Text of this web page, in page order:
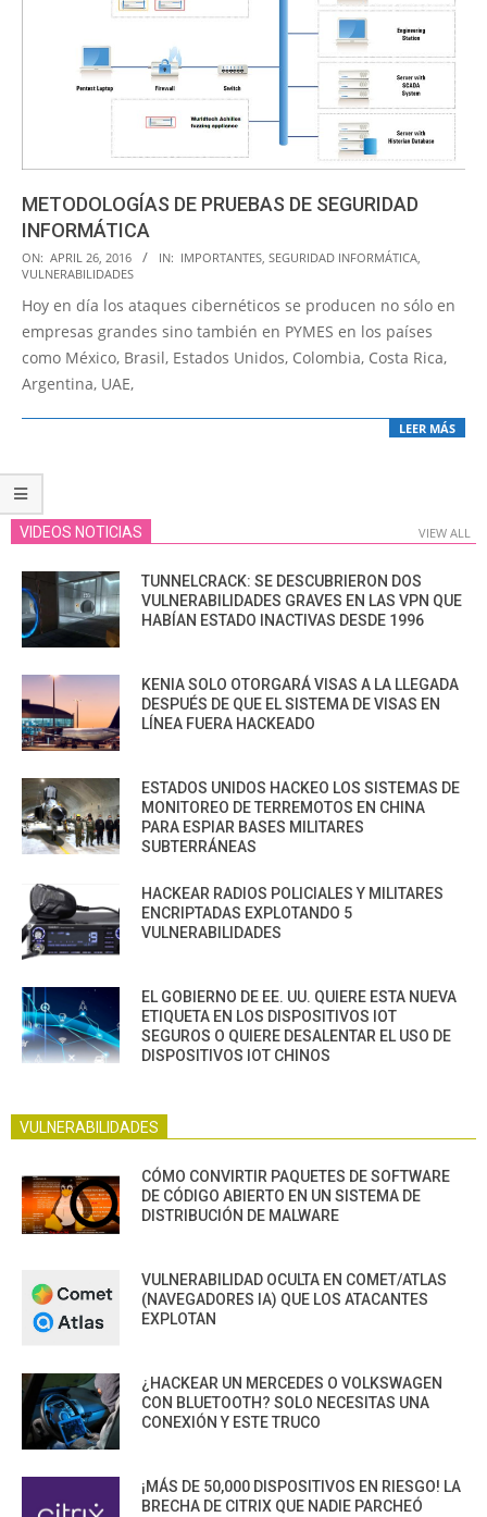
METODOLOGÍAS DE PRUEBAS DE SEGURIDAD
INFORMÁTICA
2016-
04-
26
ON: APRIL 26, 2016 IN: IMPORTANTES SEGURIDAD INFORMÁTICA
VULNERABILIDADES
Hoy en día los ataques cibernéticos se producen no sólo en
empresas grandes sino también en PYMES en los países
como México, Brasil, Estados Unidos, Colombia, Costa Rica,
Argentina, UAE,
LEER MÁS
VIDEOS NOTICIAS VIEW ALL
TUNNELCRACK: SE DESCUBRIERON DOS
VULNERABILIDADES GRAVES EN LAS VPN QUE
HABÍAN ESTADO INACTIVAS DESDE 1996
KENIA SOLO OTORGARÁ VISAS A LA LLEGADA
DESPUÉS DE QUE EL SISTEMA DE VISAS EN
LÍNEA FUERA HACKEADO
ESTADOS UNIDOS HACKEO LOS SISTEMAS DE
MONITOREO DE TERREMOTOS EN CHINA
PARA ESPIAR BASES MILITARES
SUBTERRÁNEAS
HACKEAR RADIOS POLICIALES Y MILITARES
ENCRIPTADAS EXPLOTANDO 5
VULNERABILIDADES
EL GOBIERNO DE EE. UU. QUIERE ESTA NUEVA
ETIQUETA EN LOS DISPOSITIVOS IOT
SEGUROS O QUIERE DESALENTAR EL USO DE
DISPOSITIVOS IOT CHINOS
VULNERABILIDADES
CÓMO CONVIRTIR PAQUETES DE SOFTWARE
DE CÓDIGO ABIERTO EN UN SISTEMA DE
DISTRIBUCIÓN DE MALWARE
VULNERABILIDAD OCULTA EN COMET/ATLAS
(NAVEGADORES IA) QUE LOS ATACANTES
EXPLOTAN
¿HACKEAR UN MERCEDES O VOLKSWAGEN
CON BLUETOOTH? SOLO NECESITAS UNA
CONEXIÓN Y ESTE TRUCO
¡MÁS DE 50,000 DISPOSITIVOS EN RIESGO! LA
BRECHA DE CITRIX QUE NADIE PARCHEÓ